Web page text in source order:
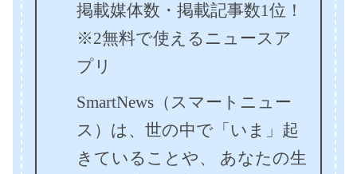
掲載媒体数・掲載記事数1位！
※2無料で使えるニュースア
プリ
SmartNews（スマートニュー
ス）は、世の中で「いま」起
きていることや、 あなたの生